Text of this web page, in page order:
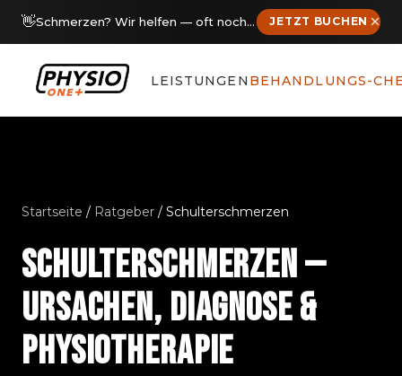
👋 Schmerzen? Wir helfen — oft noch diese Woche Termine frei JETZT BUCHEN
LEISTUNGEN BEHANDLUNGS-
Startseite / Ratgeber / Schulterschmerzen
SCHULTERSCHMERZEN —
URSACHEN, DIAGNOSE &
PHYSIOTHERAPIE